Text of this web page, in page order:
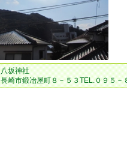
八坂神社
長崎市鍛冶屋町８－５３TEL.０９５－